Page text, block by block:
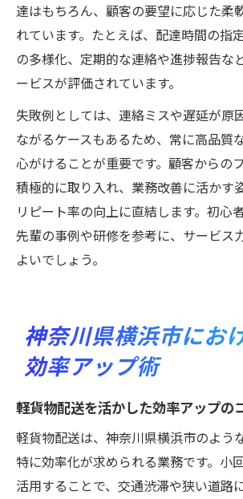
達はもちろん、顧客の要望に応じた柔
れています。たとえば、配達時間の指
の多様化、定期的な連絡や進捗報告な
ービスが評価されています。
失敗例としては、連絡ミスや遅延が原
ながるケースもあるため、常に高品質
心がけることが重要です。顧客からの
積極的に取り入れ、業務改善に活かす
リピート率の向上に直結します。初心
先輩の事例や研修を参考に、サービス
よいでしょう。
神奈川県横浜市にお
効率アップ術
軽貨物配送を活かした効率アップの
軽貨物配送は、神奈川県横浜市のよう
特に効率化が求められる業務です。小
活用することで、交通渋滞や狭い道路